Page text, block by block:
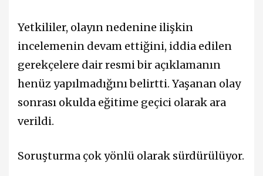
Yetkililer, olayın nedenine ilişkin
incelemenin devam ettiğini, iddia edilen
gerekçelere dair resmi bir açıklamanın
henüz yapılmadığını belirtti. Yaşanan olay
sonrası okulda eğitime geçici olarak ara
verildi.
Soruşturma çok yönlü olarak sürdürülüyor.